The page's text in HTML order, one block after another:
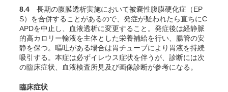
8.4 長期の腹膜透析実施において被嚢性腹膜硬化症（EP
S）を合併することがあるので、発症が疑われたら直ちにC
APDを中止し、血液透析に変更すること。発症後は経静脈
的高カロリー輸液を主体とした栄養補給を行い、腸管の安
静を保つ。嘔吐がある場合は胃チューブにより胃液を持続
吸引する。本症は必ずイレウス症状を伴うが、診断には次
の臨床症状、血液検査所見及び画像診断が参考になる。
臨床症状